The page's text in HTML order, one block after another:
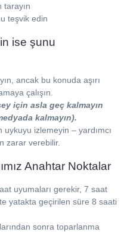
tarayın
teşvik edin
ise şunu
ancak bu konuda aşırı
çalışın.
için asla geç kalmayın
kalmayın).
izlemeyin – yardımcı
zarar verebilir.
Anahtar Noktalar
uyumaları gerekir, 7 saat
yatakta geçirilen süre 8 saati
sonra toparlanma